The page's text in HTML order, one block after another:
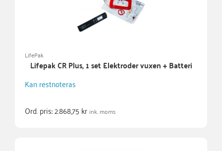
LifePak
Lifepak CR Plus, 1 set Elektroder vuxen + Batteri
Kan restnoteras
Ord. pris:2.868,75kr ink. moms